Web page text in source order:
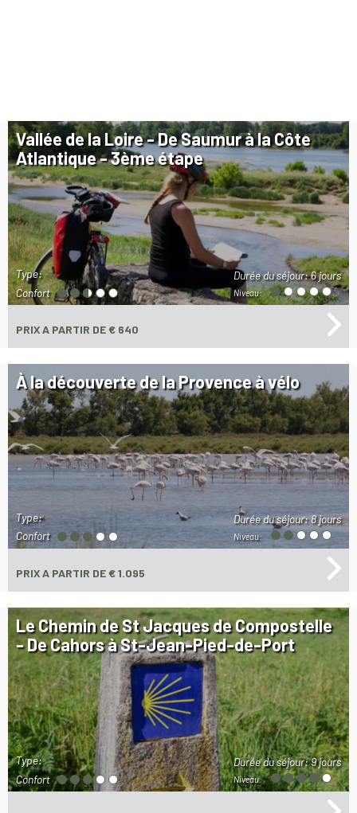
Vallée de la Loire - De Saumur à la Côte
Atlantique - 3ème étape
Durée du séjour:6 jours
Niveau:
Type:
Confort
PRIXA PARTIR DE € 640
À la découverte de la Provence à vélo
Durée du séjour:8 jours
Niveau:
Type:
Confort
PRIXA PARTIR DE € 1.095
Le Chemin de St Jacques de Compostelle
- De Cahors à St-Jean-Pied-de-Port
Durée du séjour:9 jours
Niveau:
Type:
Confort